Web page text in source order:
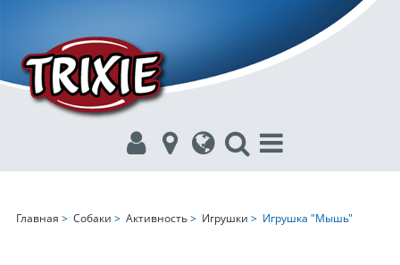
Главная > Собаки > Активность> Игрушки > Игрушка "Мышь"